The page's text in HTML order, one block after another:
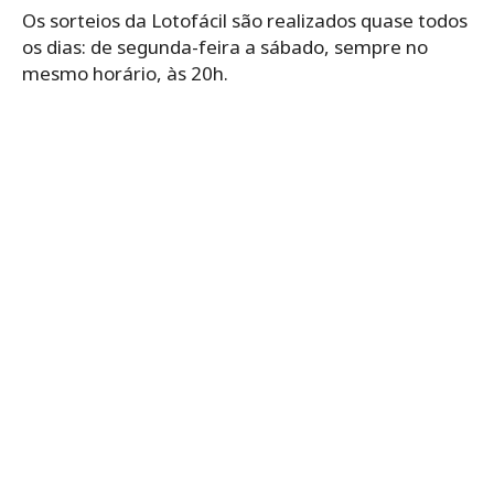
Os‌ ‌sorteios‌ ‌da‌ ‌Lotofácil‌ ‌são‌ ‌realizados‌ ‌quase‌ ‌todos‌
‌os‌ ‌dias: de‌ ‌segunda-feira‌ ‌a‌ ‌sábado,‌ ‌sempre‌ ‌no‌
‌mesmo‌ ‌horário,‌ ‌às‌ ‌20h.